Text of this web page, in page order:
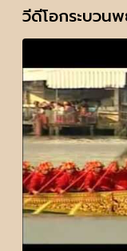
วีดีโอกระบวน